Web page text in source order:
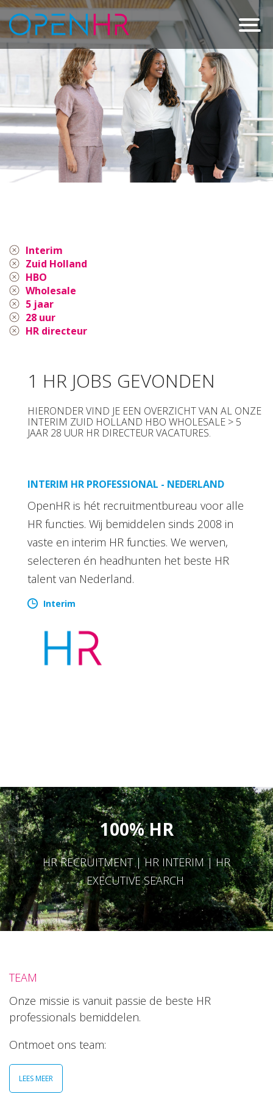
Interim
Zuid Holland
HBO
Wholesale
5 jaar
28 uur
HR directeur
1 HR JOBS GEVONDEN
HIERONDER VIND JE EEN OVERZICHT VAN AL ONZE
INTERIM ZUID HOLLAND HBO WHOLESALE > 5
JAAR 28 UUR HR DIRECTEUR VACATURES.
INTERIM HR PROFESSIONAL - NEDERLAND
OpenHR is hét recruitmentbureau voor alle
HR functies. Wij bemiddelen sinds 2008 in
vaste en interim HR functies. We werven,
selecteren én headhunten het beste HR
talent van Nederland.
Interim
100% HR
HR RECRUITMENT | HR INTERIM | HR
EXECUTIVE SEARCH
TEAM
Onze missie is vanuit passie de beste HR
professionals bemiddelen.
Ontmoet ons team:
LEES MEER